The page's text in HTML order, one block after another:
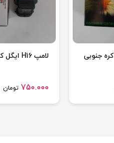
لامپ H16 ایگل کره جنوبی
تومان750.000